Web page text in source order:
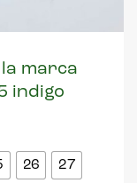
marca
indigo
26 27